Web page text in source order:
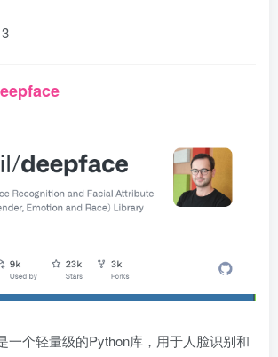
一个轻量级的Python库，用于人脸识别和